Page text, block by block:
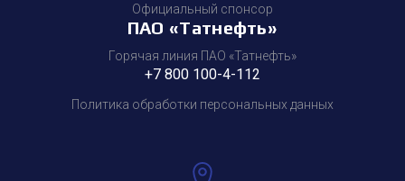
Официальный спонсор
ПАО «Татнефть»
Горячая линия ПАО «Татнефть»
+7 800 100-4-112
Политика обработки персональных данных